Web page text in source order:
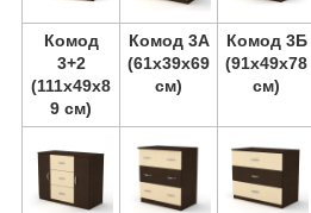
Комод
3+2
(111х49х8
9 см)
Комод 3А
(61х39х69
см)
Комод 3Б
(91х49х78
см)